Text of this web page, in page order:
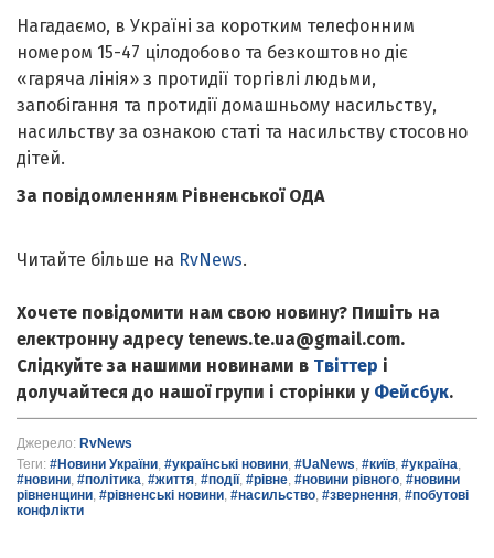
Нагадаємо, в Україні за коротким телефонним
номером 15-47 цілодобово та безкоштовно діє
«гаряча лінія» з протидії торгівлі людьми,
запобігання та протидії домашньому насильству,
насильству за ознакою статі та насильству стосовно
дітей.
За повідомленням Рівненської ОДА
Читайте більше на RvNews.
Хочете повідомити нам свою новину? Пишіть на
електронну адресу tenews.te.ua@gmail.com.
Слідкуйте за нашими новинами в Твіттер і
долучайтеся до нашої групи і сторінки у Фейсбук.
Джерело: RvNews
Теги: #Новини України, #українські новини, #UaNews, #київ, #україна,
#новини, #політика, #життя, #події, #рівне, #новини рівного, #новини
рівненщини, #рівненські новини, #насильство, #звернення, #побутові
конфлікти